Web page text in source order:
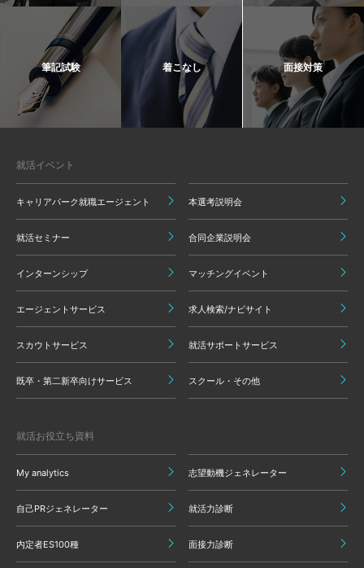
筆記試験 着こなし 面接対策
就活イベント
キャリアパーク就職エージェント 本選考説明会
就活セミナー 合同企業説明会
インターンシップ マッチングイベント
エージェントサービス 求人検索/ナビサイト
スカウトサービス 就活サポートサービス
既卒・第二新卒向けサービス スクール・その他
就活お役立ち資料
My analytics 志望動機ジェネレーター
自己PRジェネレーター 就活力診断
内定者ES100種 面接力診断